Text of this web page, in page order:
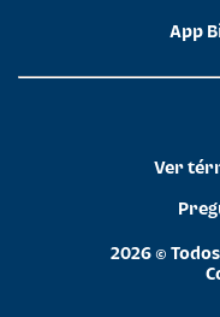
App
2026 ©
Ver